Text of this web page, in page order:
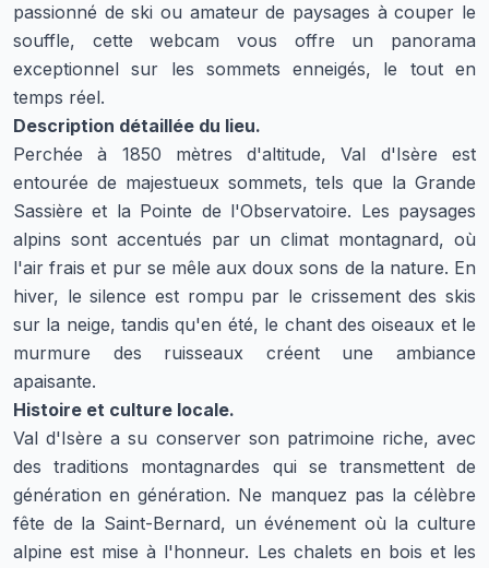
passionné de ski ou amateur de paysages à couper le
souffle, cette webcam vous offre un panorama
exceptionnel sur les sommets enneigés, le tout en
temps réel.
Description détaillée du lieu.
Perchée à 1850 mètres d'altitude, Val d'Isère est
entourée de majestueux sommets, tels que la Grande
Sassière et la Pointe de l'Observatoire. Les paysages
alpins sont accentués par un climat montagnard, où
l'air frais et pur se mêle aux doux sons de la nature. En
hiver, le silence est rompu par le crissement des skis
sur la neige, tandis qu'en été, le chant des oiseaux et le
murmure des ruisseaux créent une ambiance
apaisante.
Histoire et culture locale.
Val d'Isère a su conserver son patrimoine riche, avec
des traditions montagnardes qui se transmettent de
génération en génération. Ne manquez pas la célèbre
fête de la Saint-Bernard, un événement où la culture
alpine est mise à l'honneur. Les chalets en bois et les